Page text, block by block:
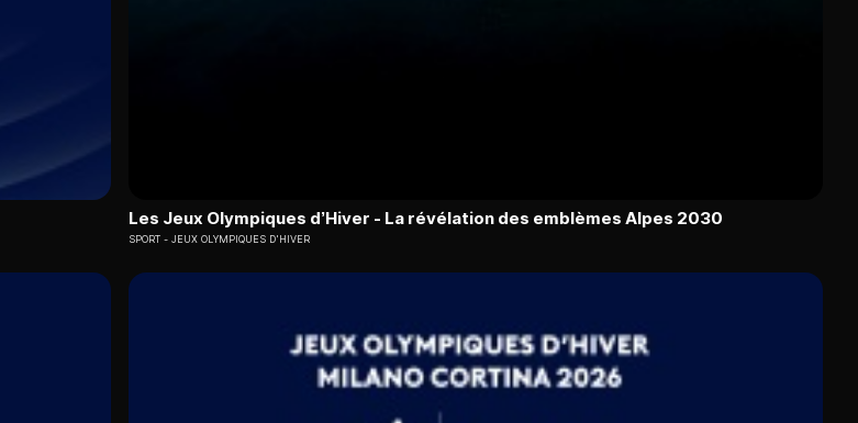
Les Jeux Olympiques d’Hiver - La révélation des emblèmes Alpes 2030
SPORT JEUX OLYMPIQUES D'HIVER